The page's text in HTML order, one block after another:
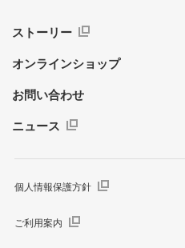
ストーリー
オンラインショップ
お問い合わせ
ニュース
個人情報保護方針
ご利用案内